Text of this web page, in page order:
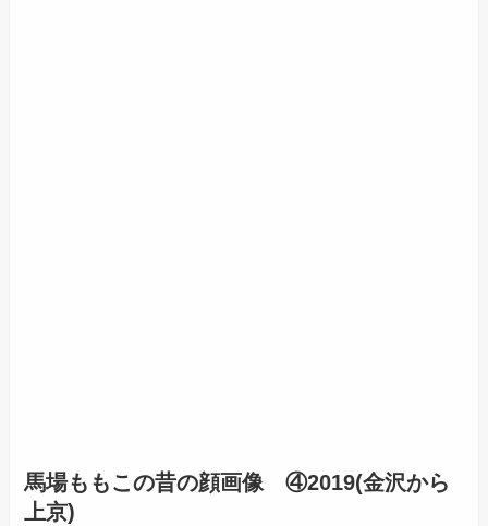
馬場ももこの昔の顔画像 ④2019(金沢から
上京)